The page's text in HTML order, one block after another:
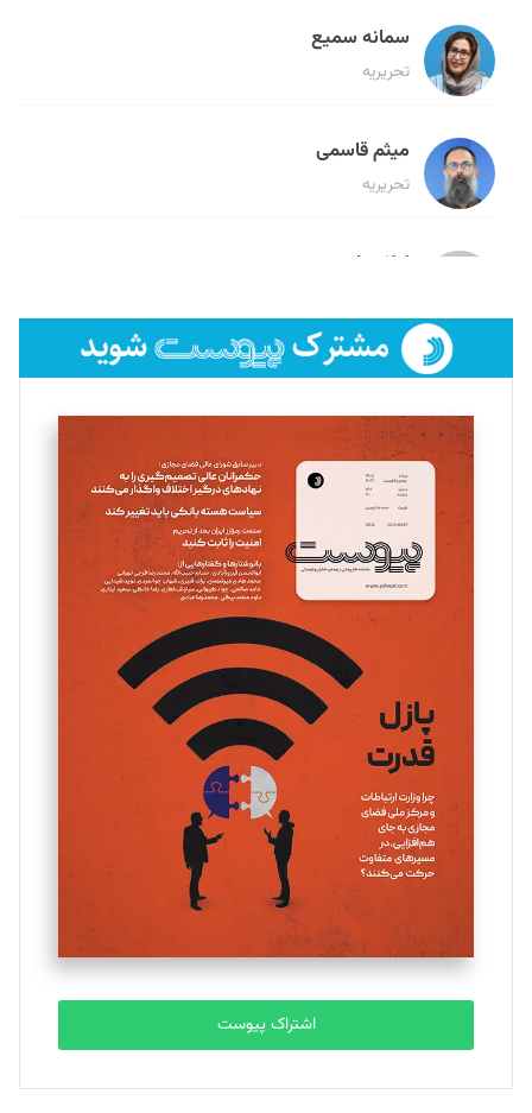
سمانه سمیع
تحریریه
میثم قاسمی
تحریریه
لیلا حنارود
فائزه فتحی رستمی
تحریریه
سروش کرمیان
تحریریه
مینا پاکدل
یسنا امان‌پور
تحریریه
ملینا جعفری
تحریریه
مصطفی مسجدی آرانی
تحریریه
بابک نقاش
تحریریه
اشتراک پیوست